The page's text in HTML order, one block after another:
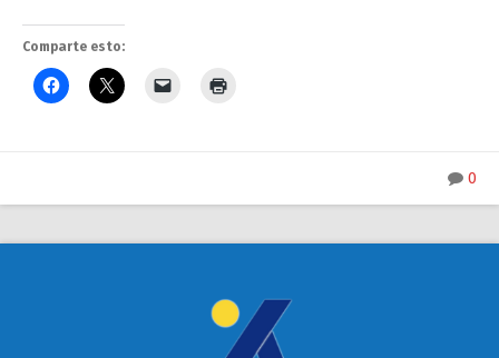
Comparte esto:
0